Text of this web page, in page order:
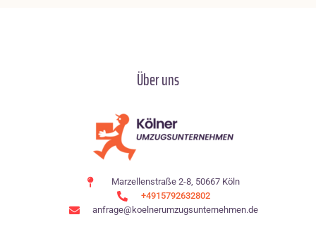
Über uns
Marzellenstraße 2-8, 50667 Köln
+4915792632802
anfrage@koelnerumzugsunternehmen.de